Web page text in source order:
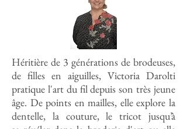
Héritière de 3 générations de brodeuses,
de filles en aiguilles, Victoria Darolti
pratique l'art du fil depuis son très jeune
âge. De points en mailles, elle explore la
dentelle, la couture, le tricot jusqu’à